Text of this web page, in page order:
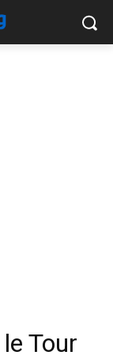
Tour